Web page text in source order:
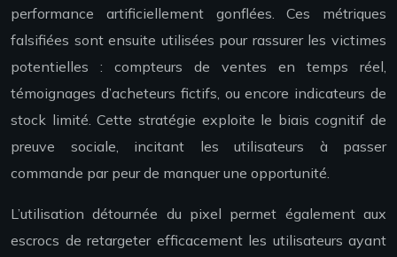
performance artificiellement gonflées. Ces métriques
falsifiées sont ensuite utilisées pour rassurer les victimes
potentielles : compteurs de ventes en temps réel,
témoignages d’acheteurs fictifs, ou encore indicateurs de
stock limité. Cette stratégie exploite le biais cognitif de
preuve sociale, incitant les utilisateurs à passer
commande par peur de manquer une opportunité.
L’utilisation détournée du pixel permet également aux
escrocs de retargeter efficacement les utilisateurs ayant